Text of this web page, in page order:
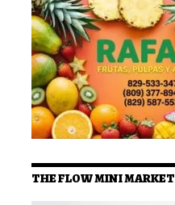
THE FLOW MINI MARKET